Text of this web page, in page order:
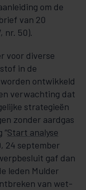
om de
van 20
nr. 50).
voor diverse
in de
ontwikkeld
verwachting dat
strategieën
zonder aardgas
“Start analyse
24 september
gaf dan
leden Mulder
van wet-